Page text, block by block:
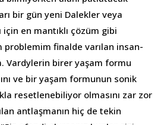
bir gün yeni Dalekler veya
en mantıklı çözüm gibi
problemim finalde varılan insan-
Vardylerin birer yaşam formu
ve bir yaşam formunun sonik
resetlenebiliyor olmasını zar zor
antlaşmanın hiç de tekin